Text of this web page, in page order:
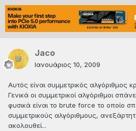
Jaco
Ιανουάριος 10, 2009
Αυτός είναι συμμετρικός αλγόριθμος
Γενικά οι συμμετρικοί αλγόριθμοι
φυσικά είναι το brute force το οποίο
συμμετρικούς αλγόριθμους,
ακολουθεί...